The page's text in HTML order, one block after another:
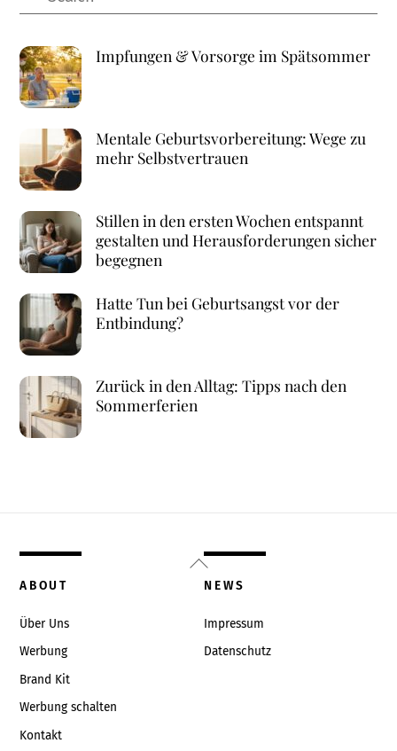
Impfungen & Vorsorge im Spätsommer
Mentale Geburtsvorbereitung: Wege zu
mehr Selbstvertrauen
Stillen in den ersten Wochen entspannt
gestalten und Herausforderungen sicher
begegnen
Hatte Tun bei Geburtsangst vor der
Entbindung?
Zurück in den Alltag: Tipps nach den
Sommerferien
Back
To
ABOUT
Über Uns
Werbung
Brand Kit
Werbung schalten
Kontakt
NEWS
Impressum
Datenschutz